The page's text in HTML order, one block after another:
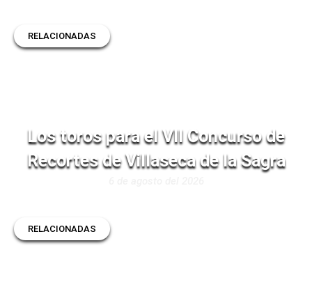
RELACIONADAS
Los toros para el VII Concurso de
Recortes de Villaseca de la Sagra
RELACIONADAS